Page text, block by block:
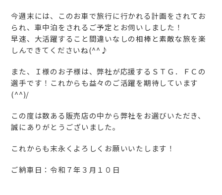
今週末には、このお車で旅行に行かれる計画をされてお
られ、車中泊をされるご予定とお伺いしました！
早速、大活躍すること間違いなしの相棒と素敵な旅を楽
しんできてくださいね(^^♪
また、Ｉ様のお子様は、弊社が応援するＳＴＧ．ＦＣの
選手です！これからも益々のご活躍を期待しています
(^^)/
この度は数ある販売店の中から弊社をお選びいただき、
誠にありがとうございました。
これからも末永くよろしくお願いいたします！
ご納車日：令和７年３月１０日